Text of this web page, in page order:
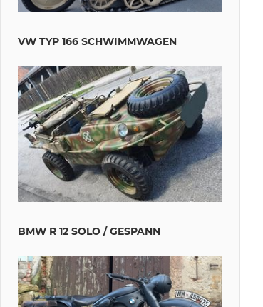
VW TYP 166 SCHWIMMWAGEN
BMW R 12 SOLO / GESPANN